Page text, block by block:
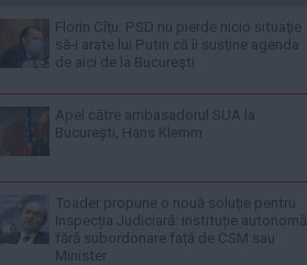
Florin Cîţu: PSD nu pierde nicio situaţie
să-i arate lui Putin că îi susţine agenda
de aici de la Bucureşti
Apel către ambasadorul SUA la
București, Hans Klemm
Toader propune o nouă soluție pentru
Inspecția Judiciară: instituție autonomă
fără subordonare față de CSM sau
Minister